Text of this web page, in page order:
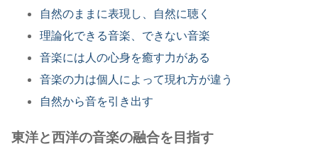
自然のままに表現し、自然に聴く
理論化できる音楽、できない音楽
音楽には人の心身を癒す力がある
音楽の力は個人によって現れ方が違う
自然から音を引き出す
東洋と西洋の音楽の融合を目指す